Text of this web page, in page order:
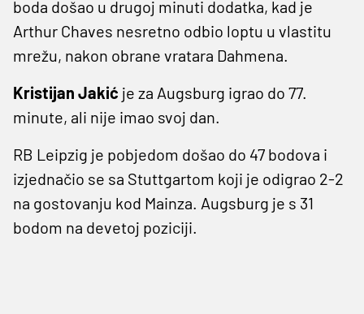
boda došao u drugoj minuti dodatka, kad je
Arthur Chaves nesretno odbio loptu u vlastitu
mrežu, nakon obrane vratara Dahmena.
Kristijan Jakić je za Augsburg igrao do 77.
minute, ali nije imao svoj dan.
RB Leipzig je pobjedom došao do 47 bodova i
izjednačio se sa Stuttgartom koji je odigrao 2-2
na gostovanju kod Mainza. Augsburg je s 31
bodom na devetoj poziciji.